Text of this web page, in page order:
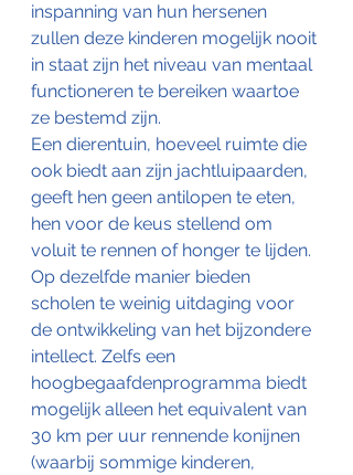
inspanning van hun hersenen
zullen deze kinderen mogelijk nooit
in staat zijn het niveau van mentaal
functioneren te bereiken waartoe
ze bestemd zijn.
Een dierentuin, hoeveel ruimte die
ook biedt aan zijn jachtluipaarden,
geeft hen geen antilopen te eten,
hen voor de keus stellend om
voluit te rennen of honger te lijden.
Op dezelfde manier bieden
scholen te weinig uitdaging voor
de ontwikkeling van het bijzondere
intellect. Zelfs een
hoogbegaafdenprogramma biedt
mogelijk alleen het equivalent van
30 km per uur rennende konijnen
(waarbij sommige kinderen,